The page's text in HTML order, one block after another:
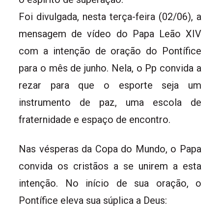
Foi divulgada, nesta terça-feira (02/06), a
mensagem de vídeo do Papa Leão XIV
com a intenção de oração do Pontífice
para o mês de junho. Nela, o Pp convida a
rezar para que o esporte seja um
instrumento de paz, uma escola de
fraternidade e espaço de encontro.
Nas vésperas da Copa do Mundo, o Papa
convida os cristãos a se unirem a esta
intenção. No início de sua oração, o
Pontífice eleva sua súplica a Deus: